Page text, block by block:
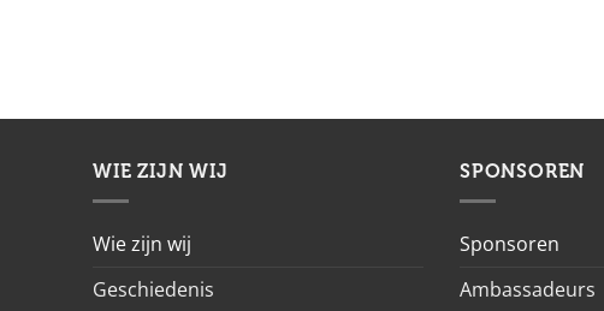
WIE ZIJN WIJ
Wie zijn wij
Geschiedenis
SPONSOREN
Sponsoren
Ambassadeurs